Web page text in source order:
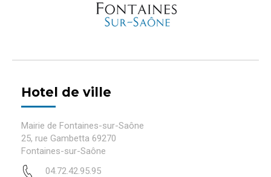
Hotel de ville
Mairie de Fontaines-sur-Saône
25, rue Gambetta 69270
Fontaines-sur-Saône
04.72.42.95.95